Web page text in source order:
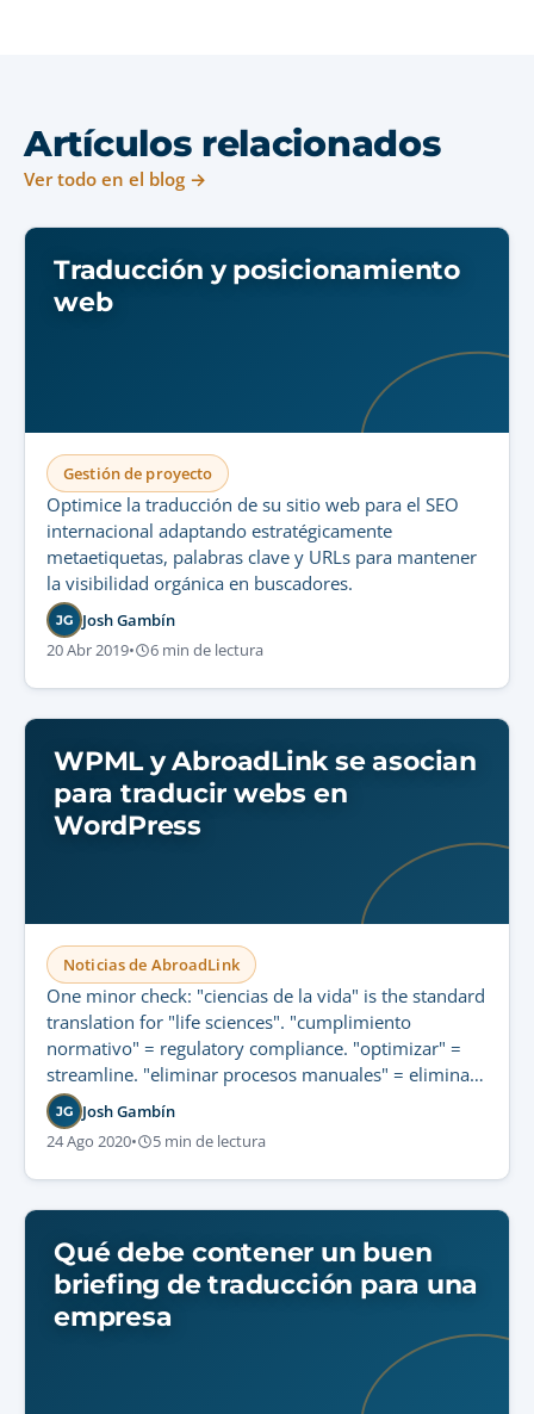
Artículos relacionados
Ver todo en el blog →
Traducción y posicionamiento
web
Gestión de proyecto
Optimice la traducción de su sitio web para el SEO
internacional adaptando estratégicamente
metaetiquetas, palabras clave y URLs para mantener
la visibilidad orgánica en buscadores.
JG Josh Gambín
20 Abr 2019• 6 min de lectura
WPML y AbroadLink se asocian
para traducir webs en
WordPress
Noticias de AbroadLink
One minor check: "ciencias de la vida" is the standard
translation for "life sciences". "cumplimiento
normativo" = regulatory compliance. "optimizar" =
streamline. "eliminar procesos manuales" = eliminate
manual workflows. All accurate. I will output exactly
the Spanish text. No extra words. Final check of the
prompt: "Return ONLY the translated text, no quotes,
no prefix, no commentary." Ready.✅ Output: Integre
WPML con la plataforma de traducción certificada ISO
JG Josh Gambín
24 Ago 2020• 5 min de lectura
Qué debe contener un buen
briefing de traducción para una
empresa